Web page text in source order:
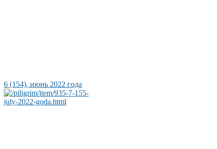
6 (154), июнь 2022 года